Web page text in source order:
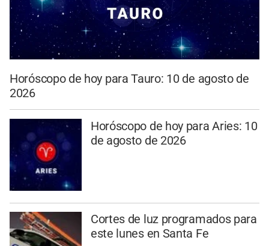
Horóscopo de hoy para Tauro: 10 de agosto de
2026
Horóscopo de hoy para Aries: 10
de agosto de 2026
Cortes de luz programados para
este lunes en Santa Fe